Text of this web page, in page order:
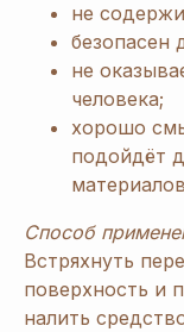
не
безопасен
не
человека;
хорошо
подойдёт
Способ
Встряхнуть
поверхность и
налить